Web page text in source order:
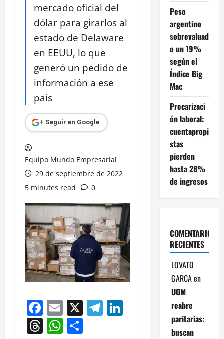
mercado oficial del
dólar para girarlos al
estado de Delaware
en EEUU, lo que
generó un pedido de
información a ese
país
+ Seguir en Google
Equipo Mundo Empresarial
29 de septiembre de 2022
5 minutes read
0
Facebook
Email
X Telegram
LinkedIn
Threads
WhatsApp
Peso
argentino
sobrevaluad
o un 19%
según el
Índice Big
Mac
Precarizaci
ón laboral:
cuentapropi
stas
pierden
hasta 28%
de ingresos
COMENTARIOS
RECIENTES
LOVATO
GARCAen
UOM
reabre
paritarias:
buscan